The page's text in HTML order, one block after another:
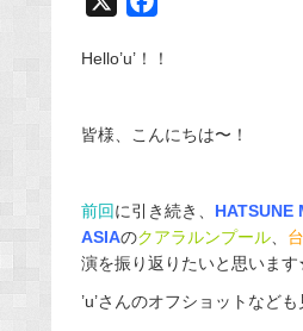
c
b
k
Hello’u’！！
皆様、こんにちは〜！
前回に引き続き、 HATSUNE
ASIAのクアラルンプール、
演を振り返りたいと思いま
’u’さんのオフショットなど